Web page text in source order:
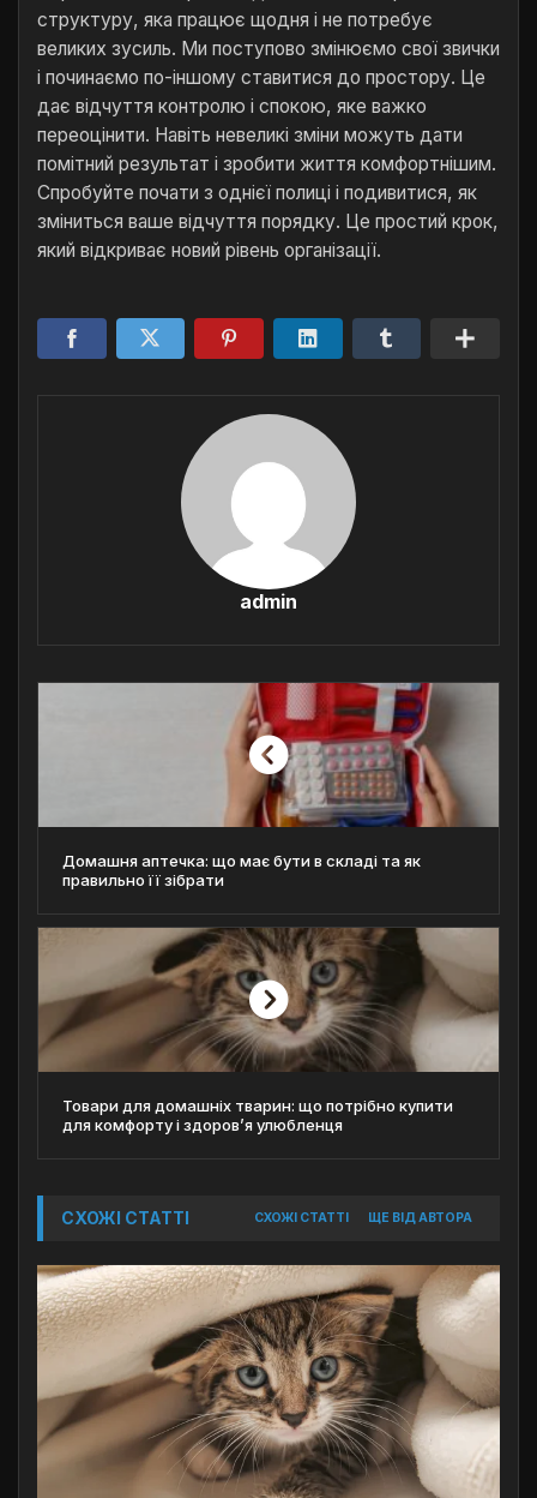
структуру, яка працює щодня і не потребує
великих зусиль. Ми поступово змінюємо свої звички
і починаємо по-іншому ставитися до простору. Це
дає відчуття контролю і спокою, яке важко
переоцінити. Навіть невеликі зміни можуть дати
помітний результат і зробити життя комфортнішим.
Спробуйте почати з однієї полиці і подивитися, як
зміниться ваше відчуття порядку. Це простий крок,
який відкриває новий рівень організації.
admin
Домашня аптечка: що має бути в складі та як
правильно її зібрати
Товари для домашніх тварин: що потрібно купити
для комфорту і здоров’я улюбленця
СХОЖІ СТАТТІ СХОЖІ СТАТТІ ЩЕ ВІД АВТОРА